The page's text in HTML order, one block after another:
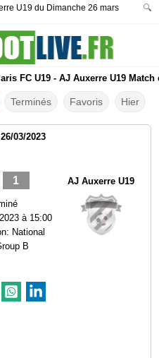
U19 du Dimanche 26 mars
🔍
FC U19 - AJ Auxerre U19
Terminés Favoris Hier
03/2023
1
à 15:00
National
B
AJ Auxerre U19